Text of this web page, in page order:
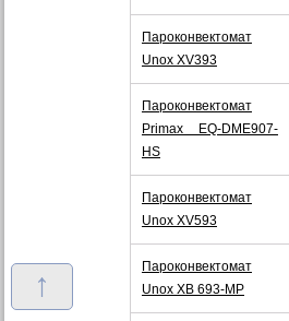
Пароконвектомат
Unox XV393
Пароконвектомат
Primax EQ-DME907-
HS
Пароконвектомат
Unox XV593
Пароконвектомат
Unox XB 693-MP
↑